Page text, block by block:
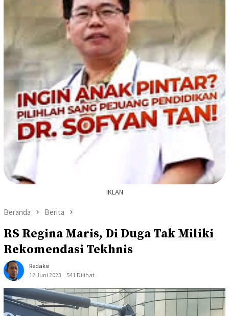
IKLAN
Beranda Berita
RS Regina Maris, Di Duga Tak Miliki
Rekomendasi Tekhnis
Redaksi
12 Juni 2023
541 Dilihat